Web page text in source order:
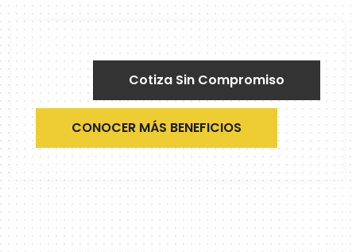
Cotiza Sin Compromiso
CONOCER MÁS BENEFICIOS